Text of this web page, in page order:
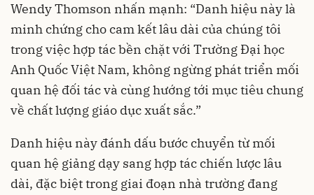
Wendy Thomson nhấn mạnh: “Danh hiệu này là
minh chứng cho cam kết lâu dài của chúng tôi
trong việc hợp tác bền chặt với Trường Đại học
Anh Quốc Việt Nam, không ngừng phát triển mối
quan hệ đối tác và cùng hướng tới mục tiêu chung
về chất lượng giáo dục xuất sắc.”
Danh hiệu này đánh dấu bước chuyển từ mối
quan hệ giảng dạy sang hợp tác chiến lược lâu
dài, đặc biệt trong giai đoạn nhà trường đang